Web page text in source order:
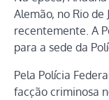
Alemão, no Rio de
recentemente. A
para a sede da
Pela Polícia
facção criminosa